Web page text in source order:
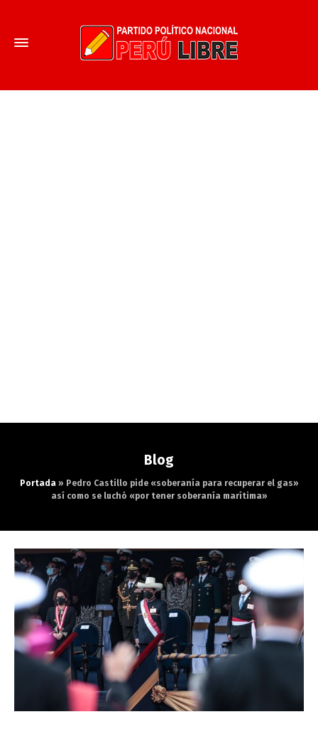
Blog
Portada» Pedro Castillo pide «soberanía para recuperar el gas»
así como se luchó «por tener soberanía marítima»